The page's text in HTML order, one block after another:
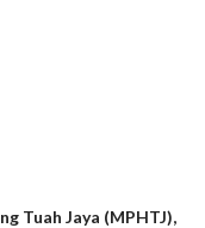
Tuah Jaya (MPHTJ),